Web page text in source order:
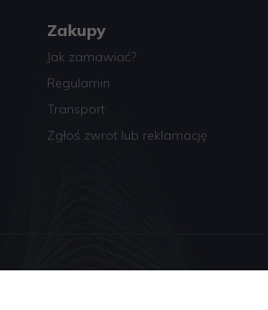
Zakupy
Jak zamawiać?
Regulamin
Transport
Zgłoś zwrot lub reklamację